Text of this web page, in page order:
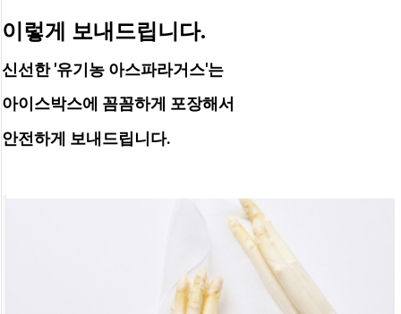
이렇게 보내드립니다.
신선한 '유기농 아스파라거스'는
아이스박스에 꼼꼼하게 포장해서
안전하게 보내드립니다.